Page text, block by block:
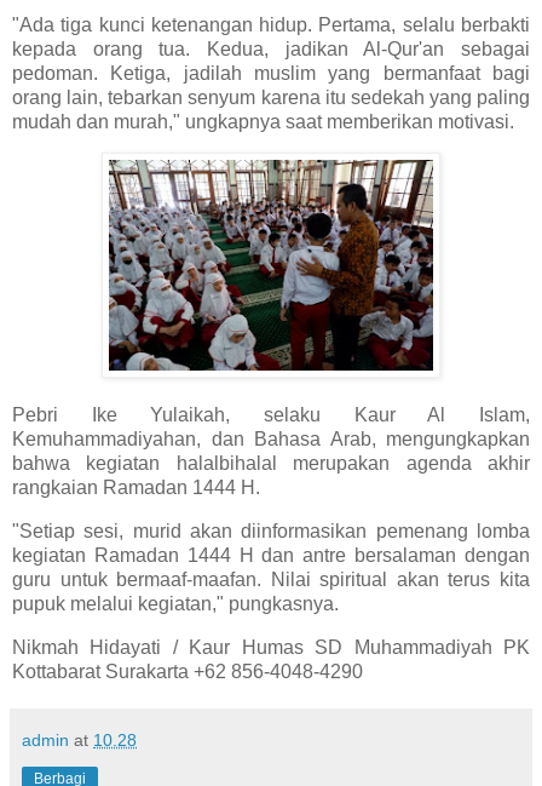
"Ada tiga kunci ketenangan hidup. Pertama, selalu berbakti
kepada orang tua. Kedua, jadikan Al-Qur'an sebagai
pedoman. Ketiga, jadilah muslim yang bermanfaat bagi
orang lain, tebarkan senyum karena itu sedekah yang paling
mudah dan murah," ungkapnya saat memberikan motivasi.
Pebri Ike Yulaikah, selaku Kaur Al Islam,
Kemuhammadiyahan, dan Bahasa Arab, mengungkapkan
bahwa kegiatan halalbihalal merupakan agenda akhir
rangkaian Ramadan 1444 H.
"Setiap sesi, murid akan diinformasikan pemenang lomba
kegiatan Ramadan 1444 H dan antre bersalaman dengan
guru untuk bermaaf-maafan. Nilai spiritual akan terus kita
pupuk melalui kegiatan," pungkasnya.
Nikmah Hidayati / Kaur Humas SD Muhammadiyah PK
Kottabarat Surakarta +62 856-4048-4290
admin at 10.28
Berbagi